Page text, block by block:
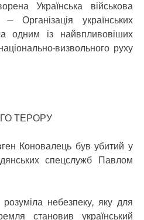
Українська військова
Організація українських
одним із найвпливовіших
визвольного руху
ТЕРОРУ
Коновалець був убитий у
спецслужб Павлом
небезпеку, яку для
становив український